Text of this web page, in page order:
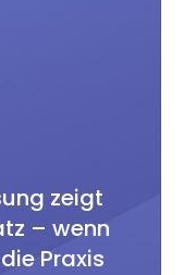
zeigt
– wenn
Praxis